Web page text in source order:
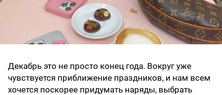
Декабрь это не просто конец года. Вокруг уже
чувствуется приближение праздников, и нам всем
хочется поскорее придумать наряды, выбрать